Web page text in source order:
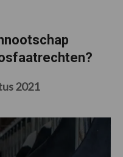
2021